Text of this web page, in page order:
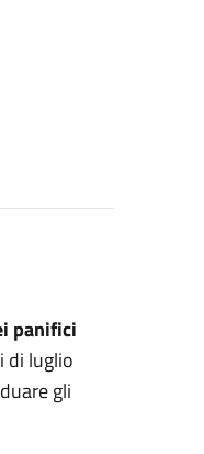
panifici
di luglio
gli